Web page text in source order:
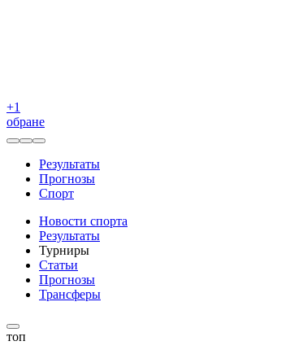
+1
обране
Результаты
Прогнозы
Спорт
Новости спорта
Результаты
Турниры
Статьи
Прогнозы
Трансферы
топ